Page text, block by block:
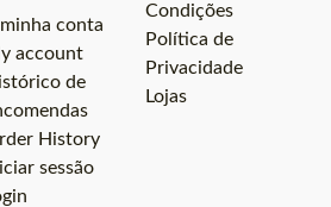
conta
account
de
History
sessão
Condições
Política de
Privacidade
Lojas